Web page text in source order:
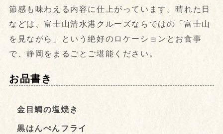
節感も味わえる内容に仕上がっています。晴れた日
などは、富士山清水港クルーズならではの「富士山
を見ながら」という絶好のロケーションとお食事
で、静岡をまるごとご堪能ください。
お品書き
金目鯛の塩焼き
黒はんぺんフライ